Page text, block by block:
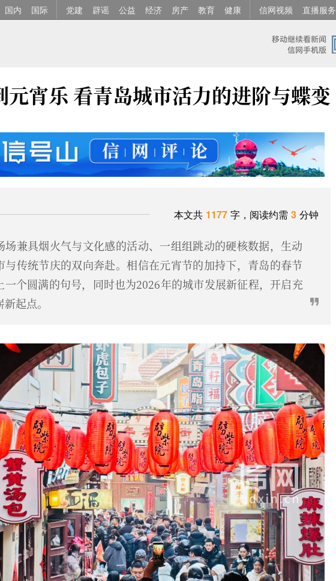
国内 国际 党建 辟谣 公益 经济 房产 教育 健康 信网视频 直播服务
宵乐 看青岛城市活力的进阶与蝶变
本文共 1177 字，阅读约需 3 分钟
场兼具烟火气与文化感的活动、一组组跳动的硬核数据，生动
与传统节庆的双向奔赴。相信在元宵节的加持下，青岛的春节
一个圆满的句号，同时也为2026年的城市发展新征程，开启充
起点。